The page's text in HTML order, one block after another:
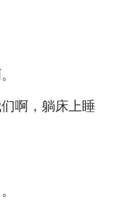
啊，躺床上睡